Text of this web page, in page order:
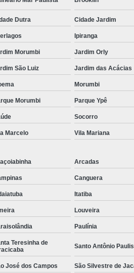
Dutra Cidade Jardim
Ipiranga
Morumbi Jardim Orly
São Luiz Jardim das Acácias
Morumbi
Morumbi Parque Ypê
Socorro
Marcelo Vila Mariana
Arcadas
Canguera
Itatiba
Louveira
Paulínia
Teresinha de
Santo Antônio
José dos Campos São Silvestre de